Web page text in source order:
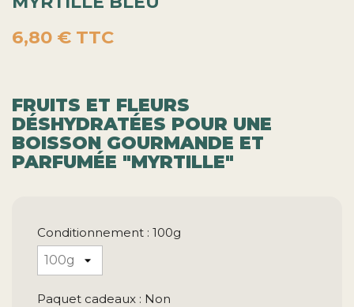
6,80 € TTC
FRUITS ET FLEURS
DÉSHYDRATÉES POUR UNE
BOISSON GOURMANDE ET
PARFUMÉE "MYRTILLE"
Conditionnement : 100g
Paquet cadeaux : Non